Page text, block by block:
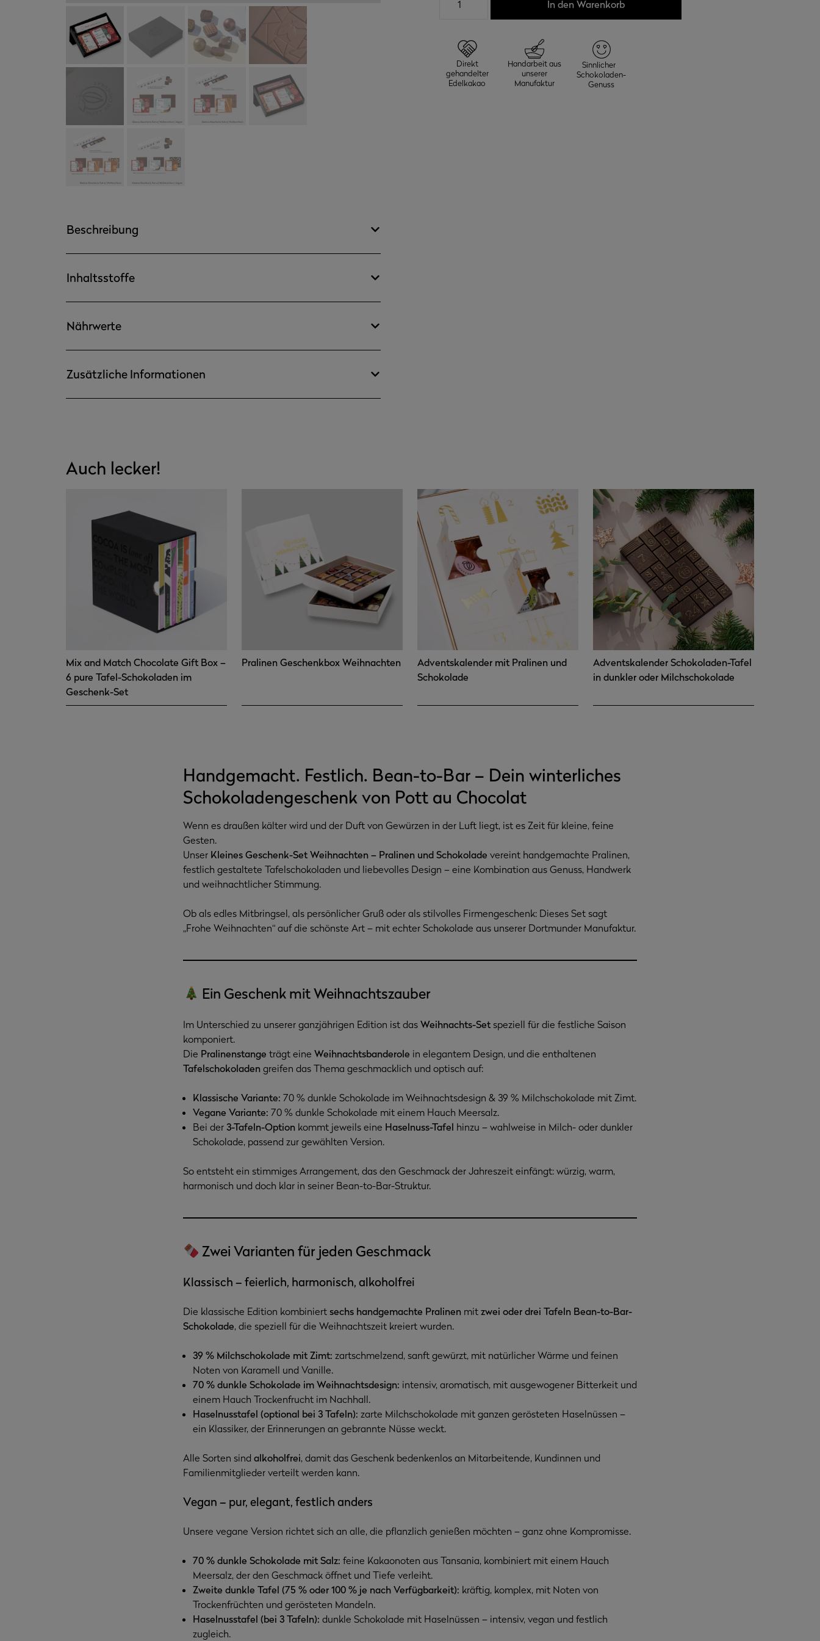
Beschreibung
Inhaltsstoffe
Nährwerte
Zusätzliche Informationen
Geschenk-
Weihnachten
Pralinen
und
In den Warenkorb
Direkt
gehandelter
Edelkakao
Handarbeit aus
unserer
Manufaktur
Sinnlicher
Schokoladen-
Genuss
Auch lecker!
Mix and Match Chocolate Gift Box –
6 pure Tafel-Schokoladen im
Geschenk-Set
Pralinen Geschenkbox Weihnachten
Adventskalender mit Pralinen und
Schokolade
Adventskalender Schokoladen-Tafel
in dunkler oder Milchschokolade
Handgemacht. Festlich. Bean-to-Bar – Dein winterliches
Schokoladengeschenk von Pott au Chocolat
Wenn es draußen kälter wird und der Duft von Gewürzen in der Luft liegt, ist es Zeit für kleine, feine
Gesten.
Unser Kleines Geschenk-Set Weihnachten – Pralinen und Schokolade vereint handgemachte Pralinen,
festlich gestaltete Tafelschokoladen und liebevolles Design – eine Kombination aus Genuss, Handwerk
und weihnachtlicher Stimmung.
Ob als edles Mitbringsel, als persönlicher Gruß oder als stilvolles Firmengeschenk: Dieses Set sagt
„Frohe Weihnachten“ auf die schönste Art – mit echter Schokolade aus unserer Dortmunder Manufaktur.
Ein Geschenk mit Weihnachtszauber
Im Unterschied zu unserer ganzjährigen Edition ist das Weihnachts-Set speziell für die festliche Saison
komponiert.
Die Pralinenstange trägt eine Weihnachtsbanderole in elegantem Design, und die enthaltenen
Tafelschokoladen greifen das Thema geschmacklich und optisch auf:
Klassische Variante: 70 % dunkle Schokolade im Weihnachtsdesign & 39 % Milchschokolade mit Zimt.
Vegane Variante: 70 % dunkle Schokolade mit einem Hauch Meersalz.
Bei der 3-Tafeln-Option kommt jeweils eine Haselnuss-Tafel hinzu – wahlweise in Milch- oder dunkler
Schokolade, passend zur gewählten Version.
So entsteht ein stimmiges Arrangement, das den Geschmack der Jahreszeit einfängt: würzig, warm,
harmonisch und doch klar in seiner Bean-to-Bar-Struktur.
Zwei Varianten für jeden Geschmack
Klassisch – feierlich, harmonisch, alkoholfrei
Die klassische Edition kombiniert sechs handgemachte Pralinen mit zwei oder drei Tafeln Bean-to-Bar-
Schokolade, die speziell für die Weihnachtszeit kreiert wurden.
39 % Milchschokolade mit Zimt: zartschmelzend, sanft gewürzt, mit natürlicher Wärme und feinen
Noten von Karamell und Vanille.
70 % dunkle Schokolade im Weihnachtsdesign: intensiv, aromatisch, mit ausgewogener Bitterkeit und
einem Hauch Trockenfrucht im Nachhall.
Haselnusstafel (optional bei 3 Tafeln): zarte Milchschokolade mit ganzen gerösteten Haselnüssen –
ein Klassiker, der Erinnerungen an gebrannte Nüsse weckt.
Alle Sorten sind alkoholfrei, damit das Geschenk bedenkenlos an Mitarbeitende, Kundinnen und
Familienmitglieder verteilt werden kann.
Vegan – pur, elegant, festlich anders
Unsere vegane Version richtet sich an alle, die pflanzlich genießen möchten – ganz ohne Kompromisse.
70 % dunkle Schokolade mit Salz: feine Kakaonoten aus Tansania, kombiniert mit einem Hauch
Meersalz, der den Geschmack öffnet und Tiefe verleiht.
Zweite dunkle Tafel (75 % oder 100 % je nach Verfügbarkeit): kräftig, komplex, mit Noten von
Trockenfrüchten und gerösteten Mandeln.
Haselnusstafel (bei 3 Tafeln): dunkle Schokolade mit Haselnüssen – intensiv, vegan und festlich
zugleich.